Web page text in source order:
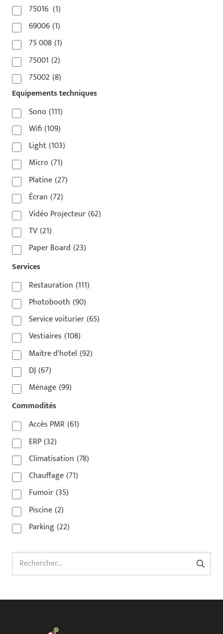
75016 (1)
69006(1)
75 008(1)
75001 (2)
75002 (8)
75003(1)
75004(2)
75006 (5)
75007(7)
75008 (17)
75009(5)
75010 (9)
75011 (17)
75012(8)
75013(2)
75014
75015 (3)
75016(14)
75017(2)
75018(7)
75019(4)
75020
92110(1)
92800(1)
93
(1)
93 420(1)
93100(1)
93200
93500 (1)
Equipements techniques
Sono (111)
Wifi(109)
Light(103)
Micro (71)
Platine(27)
Écran (72)
Vidéo Projecteur(62)
TV(21)
Paper Board (23)
Services
Restauration (111)
Photobooth (90)
Service voiturier(65)
Vestiaires (108)
Maitre d'hotel (92)
DJ(67)
Ménage(99)
Commodités
Accès PMR (61)
ERP(32)
Climatisation (78)
Chauffage(71)
Fumoir(35)
Piscine(2)
Parking(22)
Rechercher :